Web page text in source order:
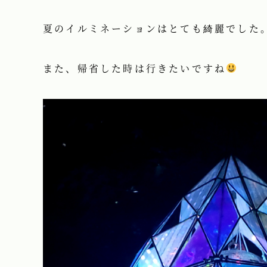
夏のイルミネーションはとても綺麗でした
また、帰省した時は行きたいですね